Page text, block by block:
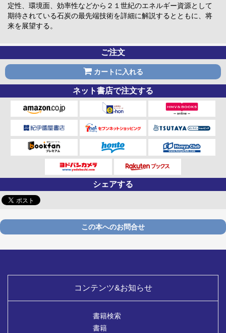
定性、環境面、効率性などから２１世紀のエネルギー資源として
期待されている石炭の最先端技術を詳細に解説するとともに、将
来を展望する。
ご注文
カートに入れる
ネット書店で注文する
シェアする
この本へのお問合せ
コンテンツ&お知らせ
書籍検索
書籍